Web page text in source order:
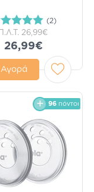
(2)
Π.Λ.Τ. 26,99€
26,99€
Αγορά
96 πόντοι